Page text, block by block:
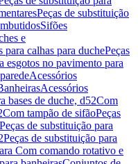
Peças de substituição
Sifões
e
para calhas para duchePeças
esgotos no pavimento para
Acessórios
Acessórios
bases de duche, d52Com
Com tampão de sifãoPeças
Peças de substituição para
Peças de substituição para
Com comando rotativo e